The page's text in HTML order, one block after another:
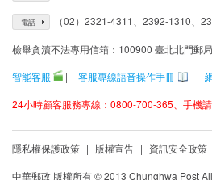
電話 （02）2321-4311、2392-1310、
檢舉貪瀆不法專用信箱：100900 臺北北門郵
智能客服
| 客服專線語音操作手冊 |
24小時顧客服務專線：0800-700-365、手機
隱私權保護政策 | 版權宣告 | 資訊安全政策
中華郵政 版權所有 © 2013 Chunghwa Post